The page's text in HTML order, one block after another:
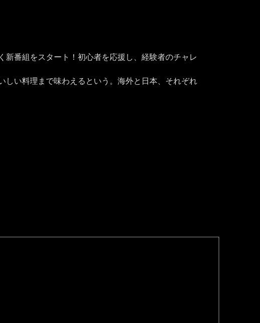
番組をスタート！初心者を応援し、経験者のチャレ
しい料理まで味わえるという。海外と日本、それぞれ